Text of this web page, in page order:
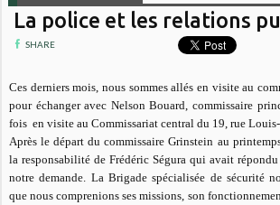
La police et les relations
SHARE
Ces derniers mois, nous sommes allés en visite au
pour échanger avec Nelson Bouard, commissaire
fois en visite au Commissariat central du 19, rue
Après le départ du commissaire Grinstein au
la responsabilité de Frédéric Ségura qui avait
notre demande. La Brigade spécialisée de sécurité
que nous comprenions ses missions, son